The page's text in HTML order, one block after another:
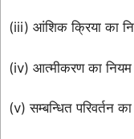
(iii) आंशिक क्रिया का
(iv) आत्मीकरण का नियम
(v) सम्बन्धित परिवर्तन